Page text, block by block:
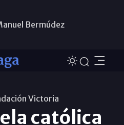
Bermúdez
Victoria
católica